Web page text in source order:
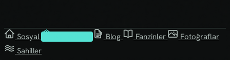
Sosyal Blog Fanzinler
Fotoğraflar
Sahiller